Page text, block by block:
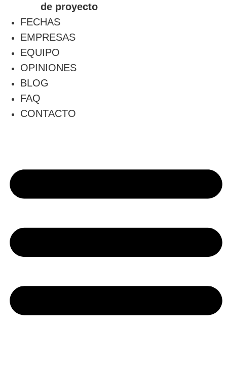
de proyecto
FECHAS
EMPRESAS
EQUIPO
OPINIONES
BLOG
FAQ
CONTACTO